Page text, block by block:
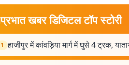
प्रभात खबर डिजिटल टॉप स्टोरी
1 हाजीपुर में कांवड़िया मार्ग में घुसे 4 ट्रक,